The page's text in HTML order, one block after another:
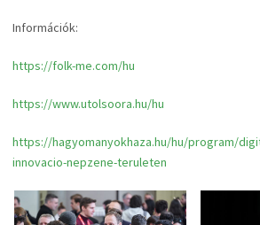
Információk:
https://folk-me.com/hu
https://www.utolsoora.hu/hu
https://hagyomanyokhaza.hu/hu/program/
innovacio-nepzene-teruleten